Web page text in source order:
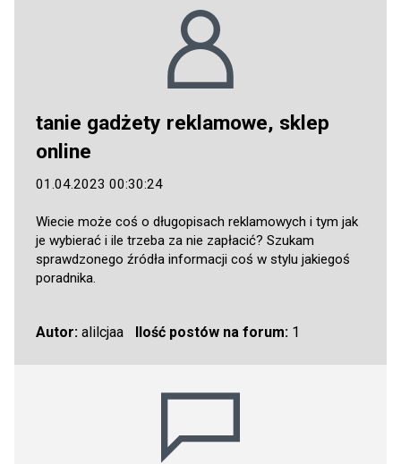
tanie gadżety reklamowe, sklep
online
01.04.2023 00:30:24
Wiecie może coś o długopisach reklamowych i tym jak
je wybierać i ile trzeba za nie zapłacić? Szukam
sprawdzonego źródła informacji coś w stylu jakiegoś
poradnika.
Autor: alilcjaa Ilość postów na forum:1